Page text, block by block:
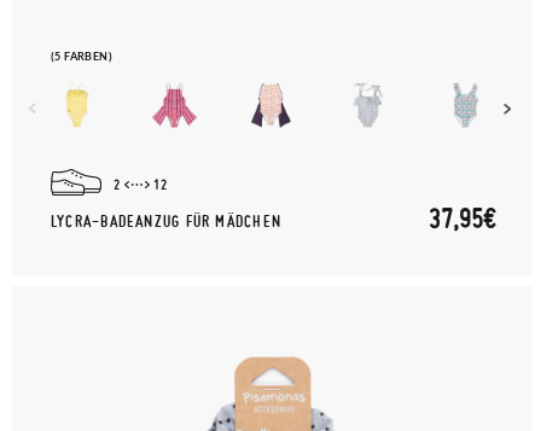
(5 FARBEN)
2 12
LYCRA-BADEANZUG FÜR MÄDCHEN 37,95€